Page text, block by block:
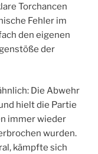
Torchancen
Fehler im
den eigenen
der
Die Abwehr
hielt die Partie
immer wieder
wurden.
kämpfte sich